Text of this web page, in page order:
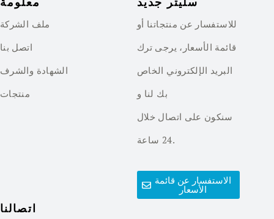
معلومة
ملف الشركة
اتصل بنا
الشهادة والشرف
منتجات
سليتر جديد
للاستفسار عن منتجاتنا أو
قائمة الأسعار، يرجى ترك
البريد الإلكتروني الخاص
بك لنا و
سنكون على اتصال خلال
24 ساعة.
الاستفسار عن قائمة
الأسعار
اتصالنا